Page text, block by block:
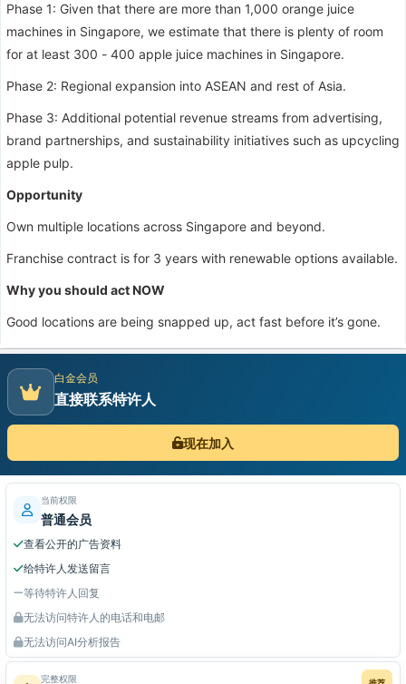
Phase 1: Given that there are more than 1,000 orange juice
machines in Singapore, we estimate that there is plenty of room
for at least 300 - 400 apple juice machines in Singapore.
Phase 2: Regional expansion into ASEAN and rest of Asia.
Phase 3: Additional potential revenue streams from advertising,
brand partnerships, and sustainability initiatives such as upcycling
apple pulp.
Opportunity
Own multiple locations across Singapore and beyond.
Franchise contract is for 3 years with renewable options available.
Why you should act NOW
Good locations are being snapped up, act fast before it’s gone.
白金会员
直接联系特许人
现在加入
当前权限
普通会员
查看公开的广告资料
给特许人发送留言
等待特许人回复
无法访问特许人的电话和电邮
无法访问AI分析报告
完整权限